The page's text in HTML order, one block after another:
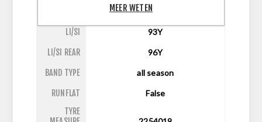
19
LI/SI 93Y
LI/SI REAR 96Y
BAND TYPE all season
RUNFLAT
False
TYRE
MEER WETEN